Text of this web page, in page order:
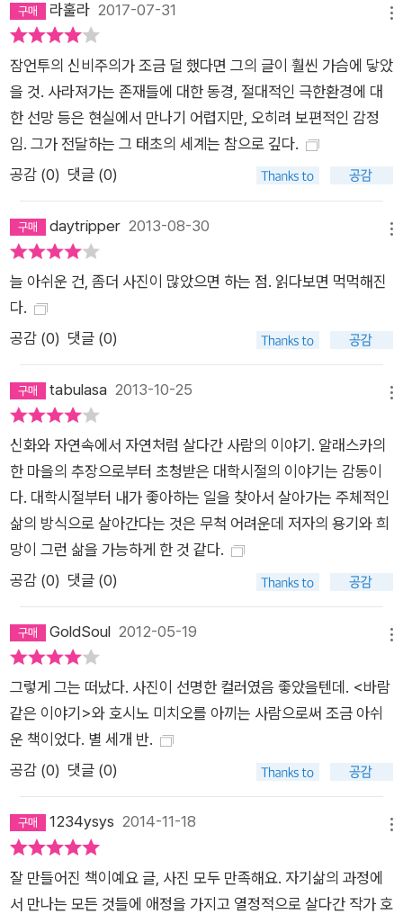
라훌라 2017-07-31
잠언투의 신비주의가 조금 덜 했다면 그의 글이 훨씬 가슴에 닿았
을 것. 사라져가는 존재들에 대한 동경, 절대적인 극한환경에 대
한 선망 등은 현실에서 만나기 어렵지만, 오히려 보편적인 감정
임. 그가 전달하는 그 태초의 세계는 참으로 깊다.
공감 (0) 댓글 (0)
daytripper 2013-08-30
늘 아쉬운 건, 좀더 사진이 많았으면 하는 점. 읽다보면 먹먹해진
다.
공감 (0) 댓글 (0)
tabulasa 2013-10-25
신화와 자연속에서 자연처럼 살다간 사람의 이야기. 알래스카의
한 마을의 추장으로부터 초청받은 대학시절의 이야기는 감동이
다. 대학시절부터 내가 좋아하는 일을 찾아서 살아가는 주체적인
삶의 방식으로 살아간다는 것은 무척 어려운데 저자의 용기와 희
망이 그런 삶을 가능하게 한 것 같다.
공감 (0) 댓글 (0)
GoldSoul 2012-05-19
그렇게 그는 떠났다. 사진이 선명한 컬러였음 좋았을텐데. <바람
같은 이야기>와 호시노 미치오를 아끼는 사람으로써 조금 아쉬
운 책이었다. 별 세개 반.
공감 (0) 댓글 (0)
1234ysys 2014-11-18
잘 만들어진 책이예요 글, 사진 모두 만족해요. 자기삶의 과정에
서 만나는 모든 것들에 애정을 가지고 열정적으로 살다간 작가 호